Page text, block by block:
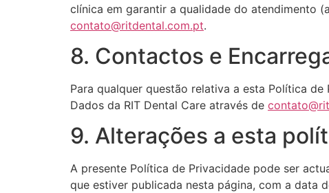
clínica em garantir a qualidade do atendimento
contato@ritdental.com.pt.
8. Contactos e
Para qualquer questão relativa a esta Política
Dados da RIT Dental Care através de
9. Alterações a esta
A presente Política de Privacidade pode ser
que estiver publicada nesta página, com a data